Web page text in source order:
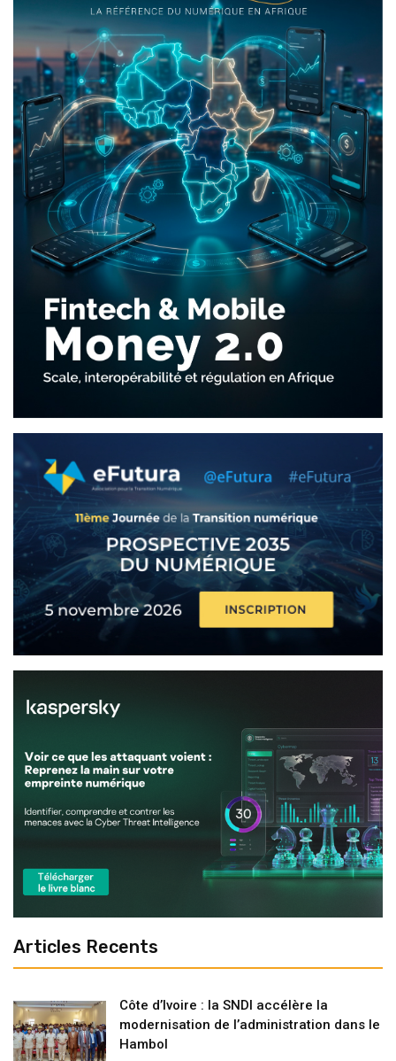
Articles Recents
Côte d’Ivoire : la SNDI accélère la
modernisation de l’administration dans le
Hambol